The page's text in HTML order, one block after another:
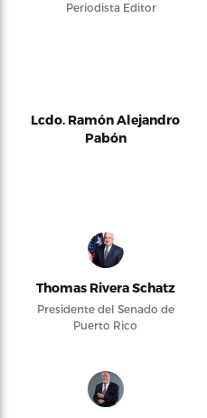
Periodista Editor
Lcdo. Ramón Alejandro
Pabón
Thomas Rivera Schatz
Presidente del Senado de
Puerto Rico